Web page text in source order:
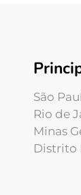
São
Rio de
Minas
Distrito